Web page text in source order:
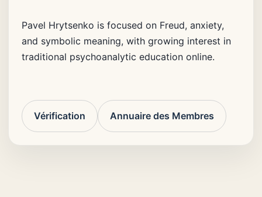
Pavel Hrytsenko is focused on Freud, anxiety,
and symbolic meaning, with growing interest in
traditional psychoanalytic education online.
Vérification Annuaire des Membres